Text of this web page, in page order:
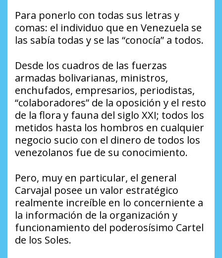
Para ponerlo con todas sus letras y
comas: el individuo que en Venezuela se
las sabía todas y se las “conocía” a todos.
Desde los cuadros de las fuerzas
armadas bolivarianas, ministros,
enchufados, empresarios, periodistas,
“colaboradores” de la oposición y el resto
de la flora y fauna del siglo XXI; todos los
metidos hasta los hombros en cualquier
negocio sucio con el dinero de todos los
venezolanos fue de su conocimiento.
Pero, muy en particular, el general
Carvajal posee un valor estratégico
realmente increíble en lo concerniente a
la información de la organización y
funcionamiento del poderosísimo Cartel
de los Soles.